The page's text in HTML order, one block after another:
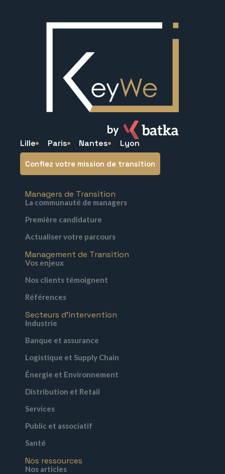
Lille Paris Nantes Lyon
Confiez votre mission de transition
Managers de Transition
La communauté de managers
Première candidature
Actualiser votre parcours
Management de Transition
Vos enjeux
Nos clients témoignent
Références
Secteurs d'intervention
Industrie
Banque et assurance
Logistique et Supply Chain
Énergie et Environnement
Distribution et Retail
Services
Public et associatif
Santé
Nos ressources
Nos articles